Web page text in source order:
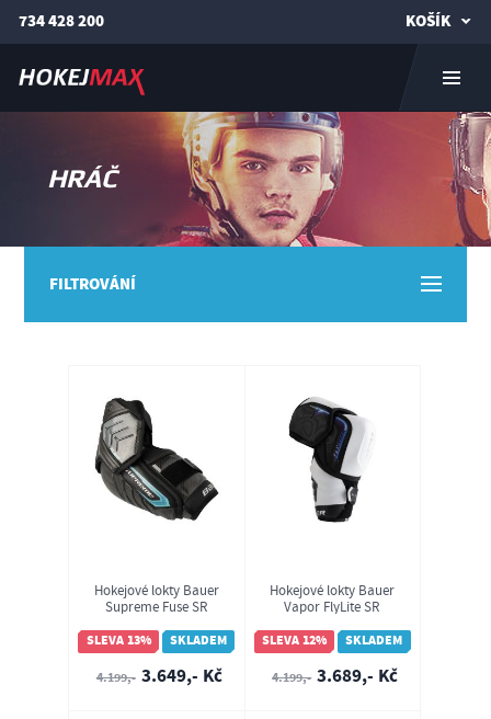
734 428 200 KOŠÍK
HRÁČ
FILTROVÁNÍ
Hokejové lokty Bauer
Supreme Fuse SR
SLEVA 13%
SKLADEM
4.199,- 3.649,- Kč
Hokejové lokty Bauer
Vapor FlyLite SR
SLEVA 12%
SKLADEM
4.199,- 3.689,- Kč